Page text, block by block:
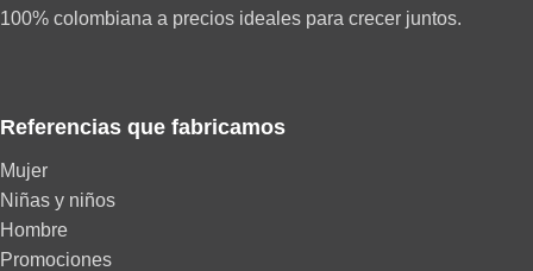
100% colombiana a precios ideales para crecer juntos.
Referencias que fabricamos
Mujer
Niñas y niños
Hombre
Promociones